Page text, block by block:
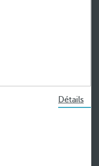
Détails